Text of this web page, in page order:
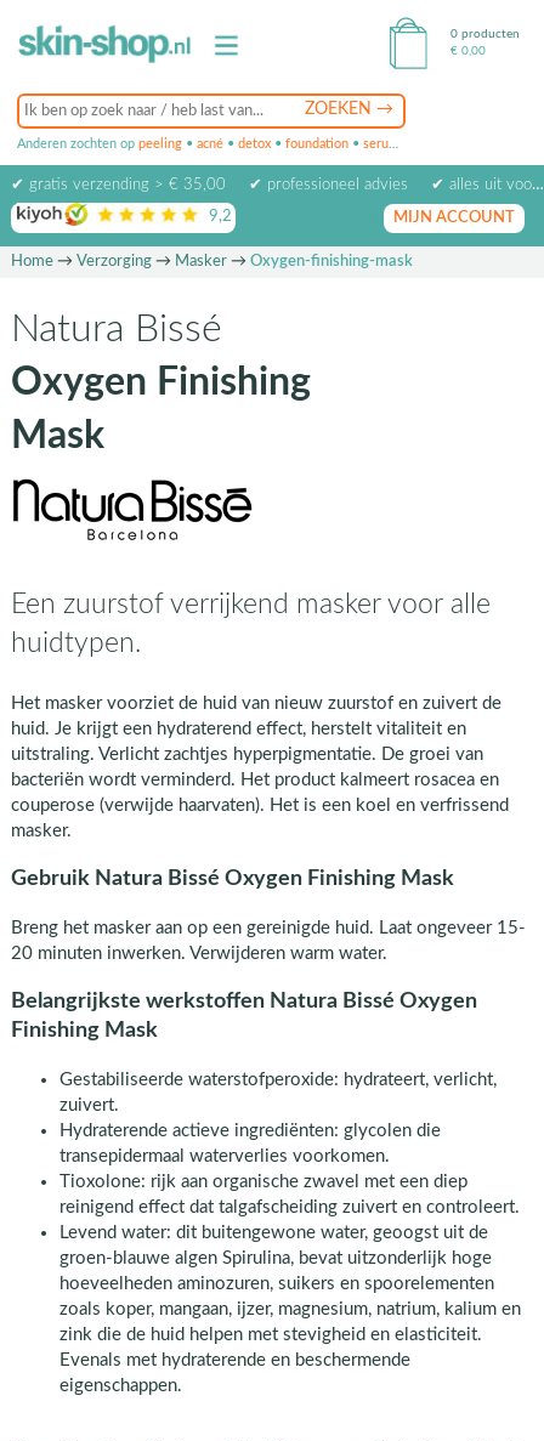
Anderen zochten op peeling • acné • detox • foundation • serum
0 producten
€ 0,00
✔ gratis verzending > € 35,00 ✔ professioneel advies
✔ alles uit voorraad leverbaar
9,2 op basis van beoordelingen
MIJN ACCOUNT
Home→ Verzorging→ Masker→ Oxygen-finishing-mask
Natura Bissé
Oxygen Finishing
Mask
Een zuurstof verrijkend masker voor alle
huidtypen.
Het masker voorziet de huid van nieuw zuurstof en zuivert de
huid. Je krijgt een hydraterend effect, herstelt vitaliteit en
uitstraling. Verlicht zachtjes hyperpigmentatie. De groei van
bacteriën wordt verminderd. Het product kalmeert rosacea en
couperose (verwijde haarvaten). Het is een koel en verfrissend
masker.
Gebruik Natura Bissé Oxygen Finishing Mask
Breng het masker aan op een gereinigde huid. Laat ongeveer 15-
20 minuten inwerken. Verwijderen warm water.
Belangrijkste werkstoffen Natura Bissé Oxygen
Finishing Mask
Gestabiliseerde waterstofperoxide: hydrateert, verlicht,
zuivert.
Hydraterende actieve ingrediënten: glycolen die
transepidermaal waterverlies voorkomen.
Tioxolone: rijk aan organische zwavel met een diep
reinigend effect dat talgafscheiding zuivert en controleert.
Levend water: dit buitengewone water, geoogst uit de
groen-blauwe algen Spirulina, bevat uitzonderlijk hoge
hoeveelheden aminozuren, suikers en spoorelementen
zoals koper, mangaan, ijzer, magnesium, natrium, kalium en
zink die de huid helpen met stevigheid en elasticiteit.
Evenals met hydraterende en beschermende
eigenschappen.